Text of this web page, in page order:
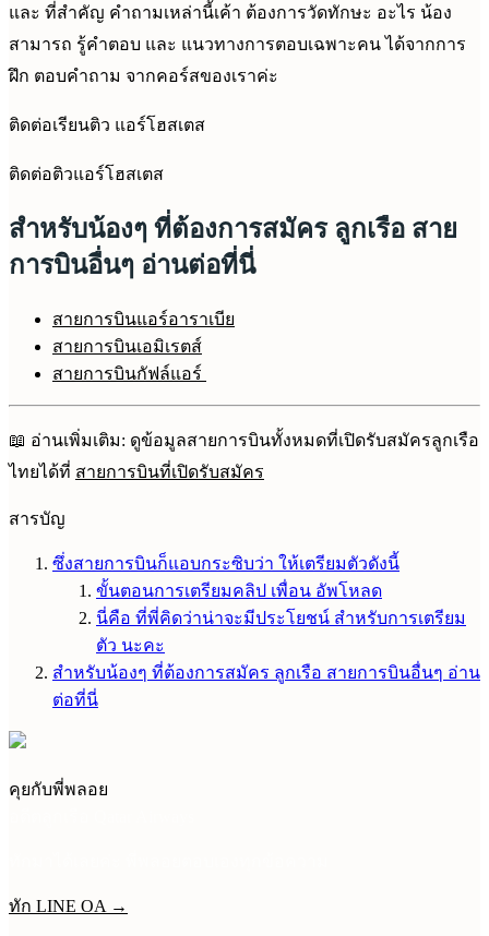
และ ที่สำคัญ คำถามเหล่านี้เค้า ต้องการวัดทักษะ อะไร น้อง
สามารถ รู้คำตอบ และ แนวทางการตอบเฉพาะคน ได้จากการ
ฝึก ตอบคำถาม จากคอร์สของเราค่ะ
ติดต่อเรียนติว แอร์โฮสเตส
ติดต่อติวแอร์โฮสเตส
สำหรับน้องๆ ที่ต้องการสมัคร ลูกเรือ สาย
การบินอื่นๆ อ่านต่อที่นี่
สายการบินแอร์อาราเบีย
สายการบินเอมิเรตส์
สายการบินกัฟล์แอร์
📖 อ่านเพิ่มเติม: ดูข้อมูลสายการบินทั้งหมดที่เปิดรับสมัครลูกเรือ
ไทยได้ที่ สายการบินที่เปิดรับสมัคร
สารบัญ
ซึ่งสายการบินก็แอบกระซิบว่า ให้เตรียมตัวดังนี้
ขั้นตอนการเตรียมคลิป เพื่อน อัพโหลด
นี่คือ ที่พี่คิดว่าน่าจะมีประโยชน์ สำหรับการเตรียม
ตัว นะคะ
สำหรับน้องๆ ที่ต้องการสมัคร ลูกเรือ สายการบินอื่นๆ อ่าน
ต่อที่นี่
คุยกับพี่พลอย
ทัก LINE OA →